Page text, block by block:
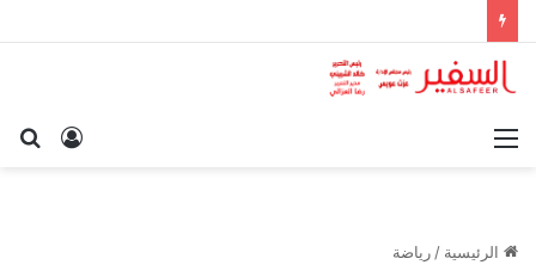
تسجيل
الرئيسية / رياضة